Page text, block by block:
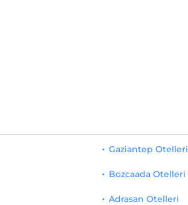
Gaziantep Otelleri
Bozcaada Otelleri
Adrasan Otelleri